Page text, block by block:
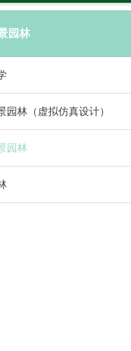
园林
园林（虚拟仿真设计）
园林